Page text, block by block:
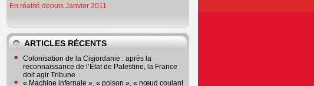
En réalité depuis Janvier 2011
ARTICLES RÉCENTS
Colonisation de la Cisjordanie : après la
reconnaissance de l’État de Palestine, la France
doit agir Tribune
« Machine infernale », « poison », « nœud coulant